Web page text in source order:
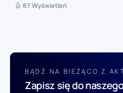
87 Wyświetleń
BĄDŹ NA BIEŻĄCO Z
Zapisz się do